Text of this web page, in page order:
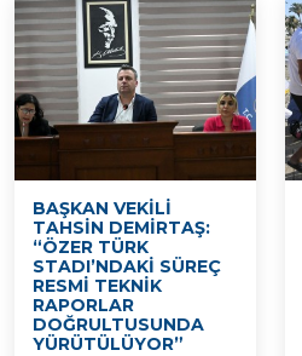
BAŞKAN VEKİLİ
TAHSİN DEMİRTAŞ:
“ÖZER TÜRK
STADI’NDAKİ SÜREÇ
RESMİ TEKNİK
RAPORLAR
DOĞRULTUSUNDA
YÜRÜTÜLÜYOR”